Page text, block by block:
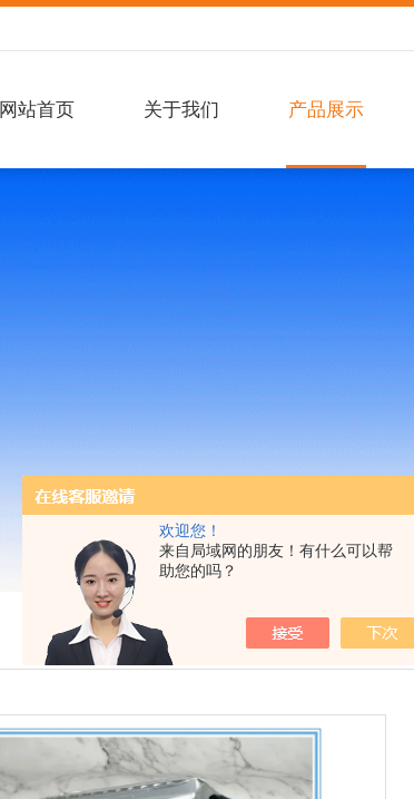
欢迎您！
来自局域网的朋友！有什么可以帮
助您的吗？
网站首页 关于我们 产品展示
我的位置：首页 产品展示> ELISA试剂盒